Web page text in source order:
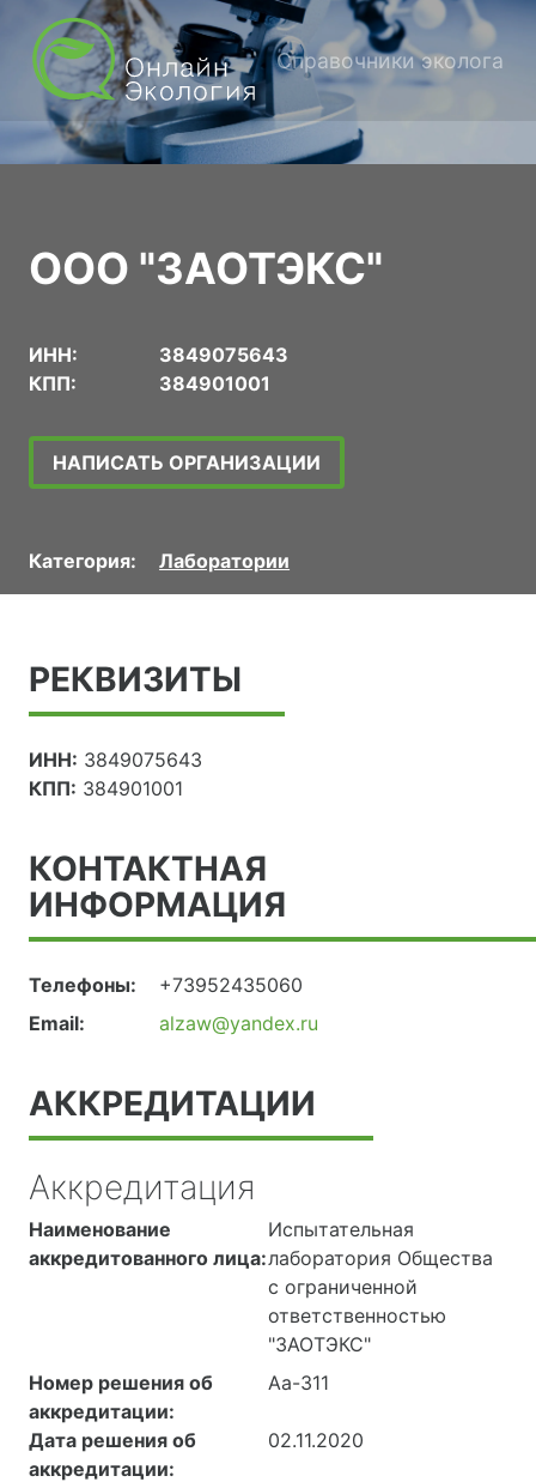
Справочники эколога
ООО "ЗАОТЭКС"
ИНН:
3849075643
КПП:
384901001
НАПИСАТЬ ОРГАНИЗАЦИИ
Категория: Лаборатории
РЕКВИЗИТЫ
ИНН: 3849075643
КПП: 384901001
КОНТАКТНАЯ
ИНФОРМАЦИЯ
Телефоны:
+73952435060
Email:
alzaw@yandex.ru
АККРЕДИТАЦИИ
Аккредитация
Наименование
аккредитованного лица:
Испытательная
лаборатория Общества
с ограниченной
ответственностью
"ЗАОТЭКС"
Номер решения об
аккредитации:
Аа-311
Дата решения об
аккредитации:
02.11.2020